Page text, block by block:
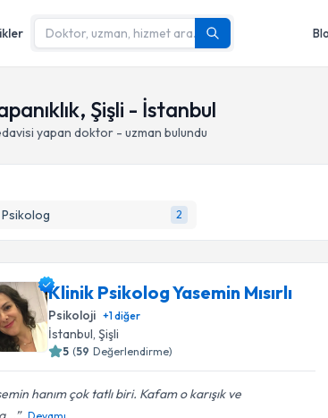
Şişli - İstanbul
yapan doktor - uzman bulundu
2
Klinik Psikolog Yasemin Mısırlı
Psikoloji +1diğer
İstanbul, Şişli
5 (59 Değerlendirme)
hanım çok tatlı biri. Kafam o karışık ve